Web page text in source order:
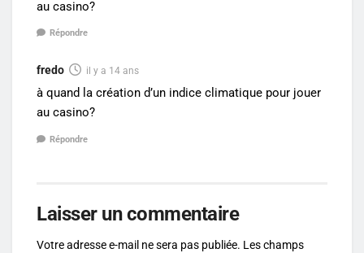
au casino?
Répondre
fredo il y a 14 ans
à quand la création d’un indice climatique pour jouer
au casino?
Répondre
Laisser un commentaire
Votre adresse e-mail ne sera pas publiée. Les champs